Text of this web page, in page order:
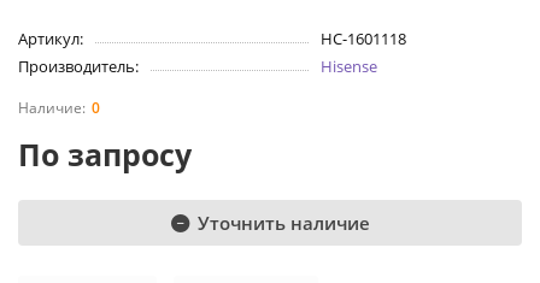
Артикул:
НС-1601118
Производитель:
Hisense
0
По запросу
Уточнить наличие